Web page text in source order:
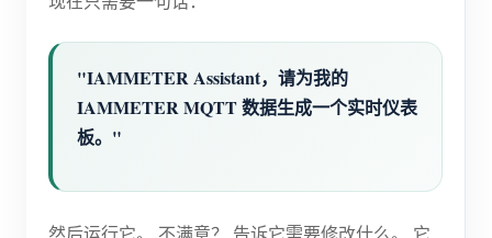
"IAMMETER Assistant，请为我的
IAMMETER MQTT 数据生成一个实时仪表
板。"